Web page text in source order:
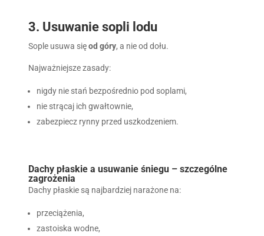
3. Usuwanie sopli lodu
Sople usuwa sięod góry, a nie od dołu.
Najważniejsze zasady:
nigdy nie stań bezpośrednio pod soplami,
nie strącaj ich gwałtownie,
zabezpiecz rynny przed uszkodzeniem.
Dachy płaskie a usuwanie śniegu – szczególne
zagrożenia
Dachy płaskie są najbardziej narażone na:
przeciążenia,
zastoiska wodne,